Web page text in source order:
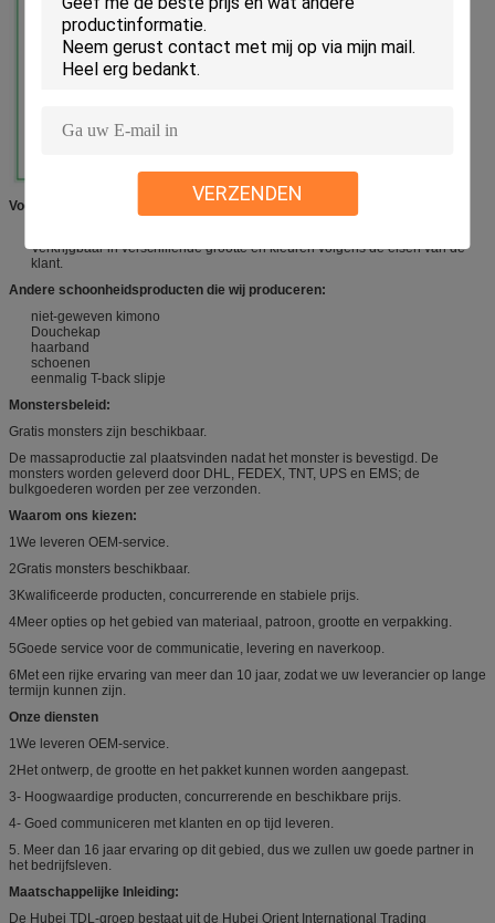
VERZENDEN
Voordelen:
Verkrijgbaar in verschillende grootte en kleuren volgens de eisen van de
klant.
Andere schoonheidsproducten die wij produceren:
niet-geweven kimono
Douchekap
haarband
schoenen
eenmalig T-back slipje
Monstersbeleid:
Gratis monsters zijn beschikbaar.
De massaproductie zal plaatsvinden nadat het monster is bevestigd. De
monsters worden geleverd door DHL, FEDEX, TNT, UPS en EMS; de
bulkgoederen worden per zee verzonden.
Waarom ons kiezen:
1We leveren OEM-service.
2Gratis monsters beschikbaar.
3Kwalificeerde producten, concurrerende en stabiele prijs.
4Meer opties op het gebied van materiaal, patroon, grootte en verpakking.
5Goede service voor de communicatie, levering en naverkoop.
6Met een rijke ervaring van meer dan 10 jaar, zodat we uw leverancier op lange
termijn kunnen zijn.
Onze diensten
1We leveren OEM-service.
2Het ontwerp, de grootte en het pakket kunnen worden aangepast.
3- Hoogwaardige producten, concurrerende en beschikbare prijs.
4- Goed communiceren met klanten en op tijd leveren.
5. Meer dan 16 jaar ervaring op dit gebied, dus we zullen uw goede partner in
het bedrijfsleven.
Maatschappelijke Inleiding:
De Hubei TDL-groep bestaat uit de Hubei Orient International Trading